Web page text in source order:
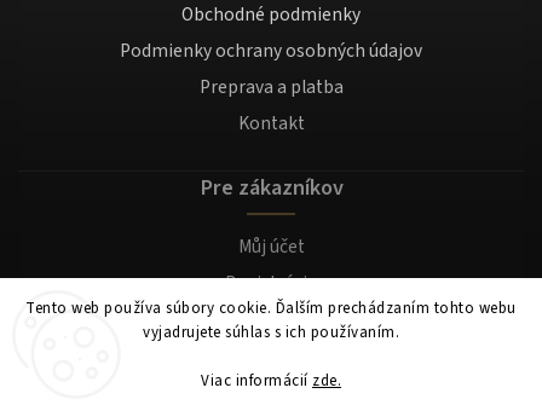
Tento web používa súbory cookie. Ďalším prechádzaním tohto webu
vyjadrujete súhlas s ich používaním.
Viac informácií zde.
Obchodné podmienky
Podmienky ochrany osobných údajov
Preprava a platba
Kontakt
Pre zákazníkov
Můj účet
Registrácia
Prihlásenie